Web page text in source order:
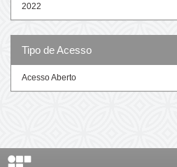
2022
Tipo de Acesso
Acesso Aberto